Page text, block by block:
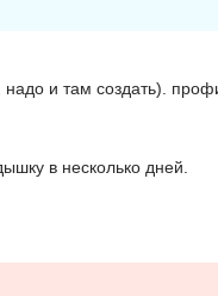
и там создать).
в несколько дней.